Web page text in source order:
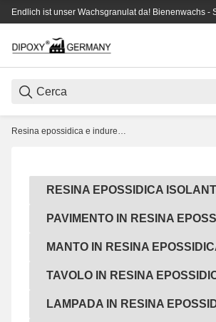
Endlich ist unser Wachsgranulat da! Bienenwachs -
Resina epossidica e indurente
RESINA EPOSSIDICA
PAVIMENTO IN RESINA
MANTO IN RESINA
TAVOLO IN RESINA
LAMPADA IN RESINA